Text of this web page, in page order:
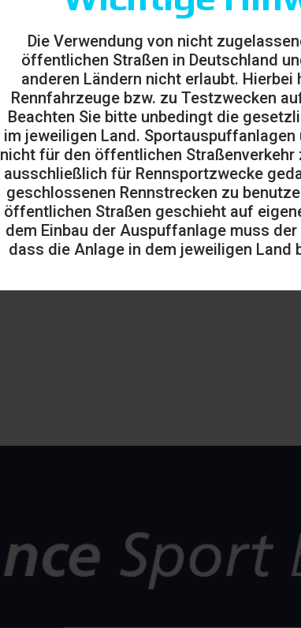
Die Verwendung von nicht
öffentlichen Straßen in Deutschland
anderen Ländern nicht erlaubt. Hierbei
Rennfahrzeuge bzw. zu Testzwecken
Beachten Sie bitte unbedingt die
im jeweiligen Land. Sportauspuffanlagen
nicht für den öffentlichen Straßenverkehr
ausschließlich für Rennsportzwecke
geschlossenen Rennstrecken zu
öffentlichen Straßen geschieht auf
dem Einbau der Auspuffanlage muss
dass die Anlage in dem jeweiligen Land